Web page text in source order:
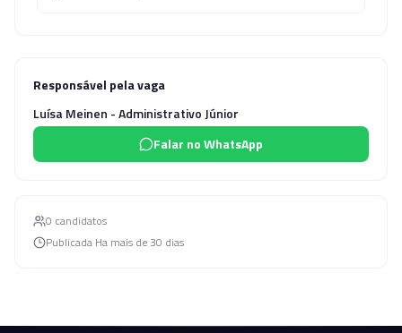
Responsável pela vaga
Luísa Meinen - Administrativo Júnior
Falar no WhatsApp
0 candidatos
Publicada Ha mais de 30 dias